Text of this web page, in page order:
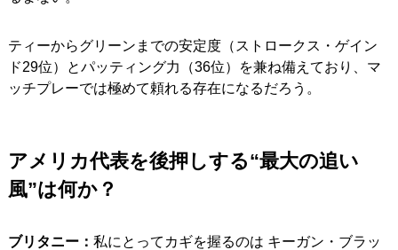
ティーからグリーンまでの安定度（ストロークス・ゲイン
ド29位）とパッティング力（36位）を兼ね備えており、マ
ッチプレーでは極めて頼れる存在になるだろう。
アメリカ代表を後押しする“最大の追い
風”は何か？
ブリタニー： 私にとってカギを握るのは キーガン・ブラッ